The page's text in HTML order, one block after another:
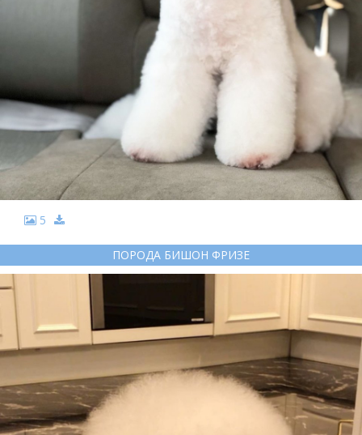
5
ПОРОДА БИШОН ФРИЗЕ